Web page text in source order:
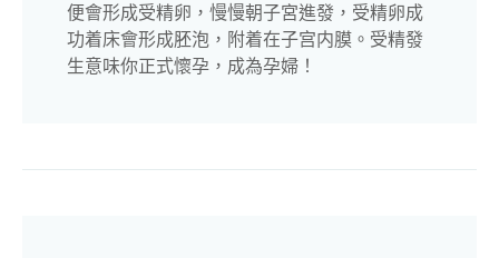
便會形成受精卵，慢慢朝子宮進發，受精卵成
功着床會形成胚泡，附着在子宫内膜。受精發
生意味你正式懷孕，成為孕婦！